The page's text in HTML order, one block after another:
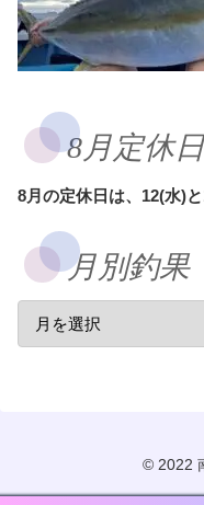
8月定休日
8月の定休日は、12(水)
月別釣果
© 2022